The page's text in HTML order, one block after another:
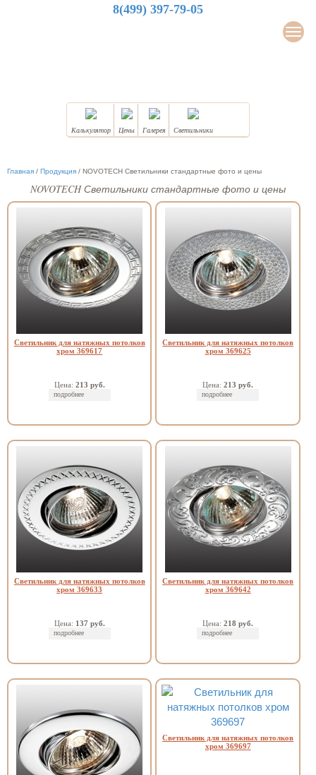
8(499) 397-79-05
Калькулятор Цены Галерея Светильники
Главная / Продукция / NOVOTECH Светильники стандартные фото и цены
NOVOTECH Светильники стандартные фото и цены
Светильник для натяжных потолков
хром 369617
Цена: 213 руб.
подробнее
Светильник для натяжных потолков
хром 369625
Цена:213 руб.
подробнее
Светильник для натяжных потолков
хром 369633
Цена: 137 руб.
подробнее
Светильник для натяжных потолков
хром 369642
Цена:218 руб.
подробнее
Светильник для натяжных потолков
хром 369697